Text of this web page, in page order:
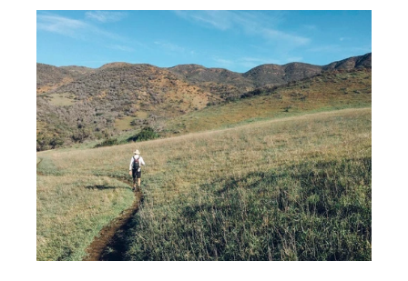
Ya me voy de regreso a casa. Estoy